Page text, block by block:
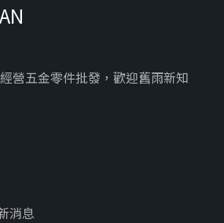
營五金零件批發，歡迎舊雨新知
消息